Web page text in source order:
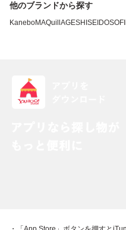
他のブランドから探す
KaneboMAQuillAGESHISEIDO